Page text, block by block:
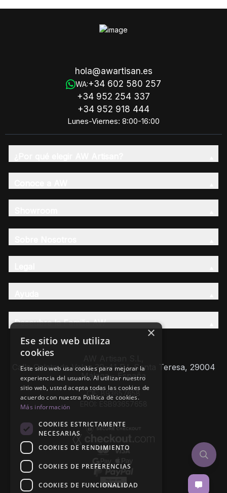
hola@awartisan.es
WA:+34 602 580 257
+34 952 254 337
+34 952 918 444
Lunes-Viernes: 8:00-16:00
Descubre la Familia AW
Calle Caleta de Velez 39-41 P.I. Santa Teresa, 29004
Málaga - España
CIF: B93657658
×
Ese sitio web utiliza
cookies
Este sitio web usa cookies para mejorar la
experiencia del usuario. Al utilizar nuestro
sitio web, usted acepta todas las cookies de
acuerdo con nuestra Política de cookies.
Más información
COOKIES ESTRICTAMENTE
NECESARIAS
COOKIES DE RENDIMIENTO
COOKIES DE PREFERENCIAS
COOKIES DE FUNCIONALIDAD